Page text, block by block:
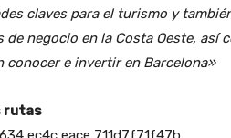
claves para el turismo y
de negocio en la Costa Oeste, así
conocer e invertir en Barcelona»
rutas